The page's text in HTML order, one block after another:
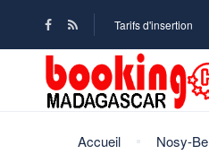
Tarifs d'insertion
Accueil Nosy-Be